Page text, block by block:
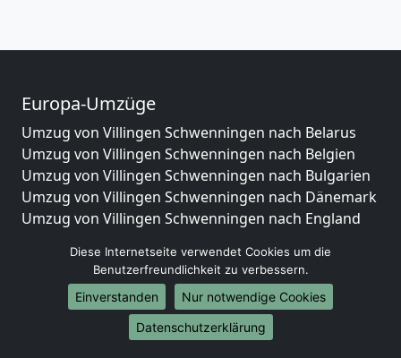
Europa-Umzüge
Umzug von Villingen Schwenningen nach Belarus
Umzug von Villingen Schwenningen nach Belgien
Umzug von Villingen Schwenningen nach Bulgarien
Umzug von Villingen Schwenningen nach Dänemark
Umzug von Villingen Schwenningen nach England
Umzug von Villingen Schwenningen nach Bosnien
und Herzegowina
Umzug von Villingen Schwenningen nach Irland
Umzug von Villingen Schwenningen nach Lettland
Umzug von Villingen Schwenningen nach Zypern
Diese Internetseite verwendet Cookies um die
Benutzerfreundlichkeit zu verbessern.
Einverstanden
Nur notwendige Cookies
Datenschutzerklärung